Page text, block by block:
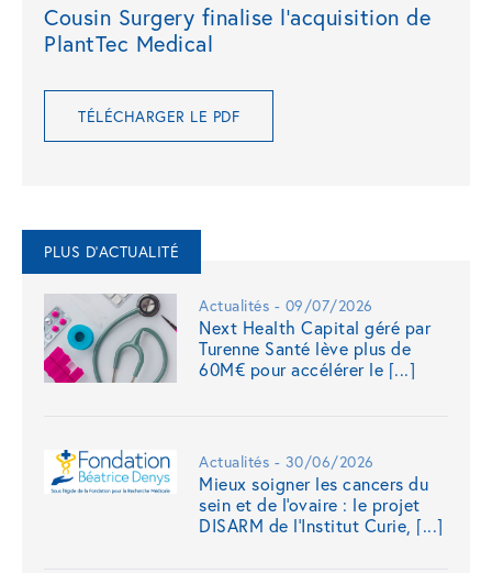
Cousin Surgery finalise l’acquisition de
PlantTec Medical
TÉLÉCHARGER LE PDF
PLUS D'ACTUALITÉ
Actualités - 09/07/2026
Next Health Capital géré par
Turenne Santé lève plus de
60M€ pour accélérer le [...]
Actualités - 30/06/2026
Mieux soigner les cancers du
sein et de l'ovaire : le projet
DISARM de l'Institut Curie, [...]